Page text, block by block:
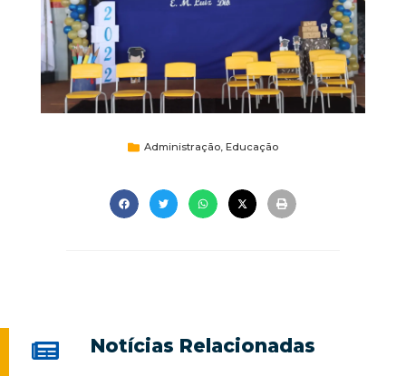
Administração, Educação
Notícias Relacionadas